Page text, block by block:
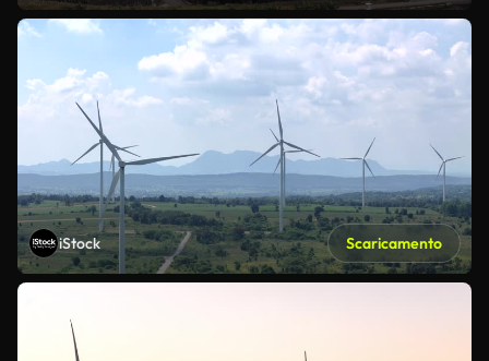
iStock Scaricamento